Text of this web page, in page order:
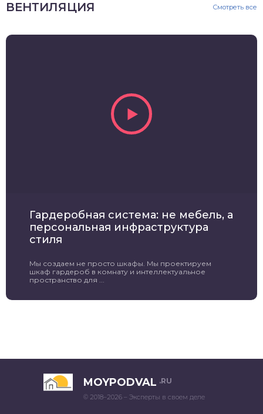
ВЕНТИЛЯЦИЯ Смотреть все
Гардеробная система: не мебель, а
персональная инфраструктура
стиля
Мы создаем не просто шкафы. Мы проектируем
шкаф гардероб в комнату и интеллектуальное
пространство для ...
MOYPODVAL .RU
© 2018–2026 – Эксперты в своем деле